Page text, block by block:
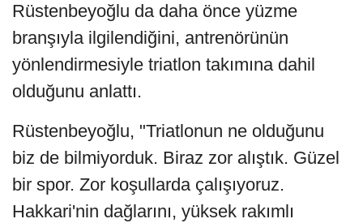
Rüstenbeyoğlu da daha önce yüzme
branşıyla ilgilendiğini, antrenörünün
yönlendirmesiyle triatlon takımına dahil
olduğunu anlattı.
Rüstenbeyoğlu, "Triatlonun ne olduğunu
biz de bilmiyorduk. Biraz zor alıştık. Güzel
bir spor. Zor koşullarda çalışıyoruz.
Hakkari'nin dağlarını, yüksek rakımlı